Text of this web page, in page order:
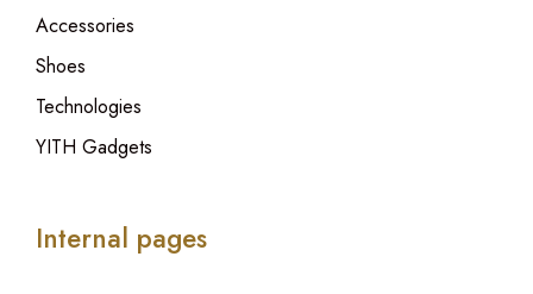
Accessories
Shoes
Technologies
YITH Gadgets
Internal pages